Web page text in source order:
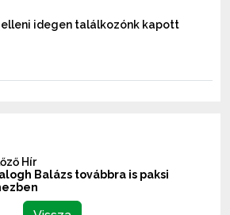
elleni idegen találkozónk kapott
Hír
Balázs továbbra is paksi